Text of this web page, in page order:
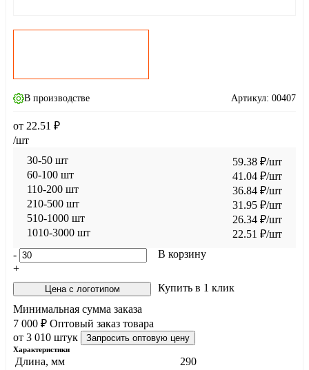
В производстве Артикул: 00407
Характеристики
Длина, мм
290
от 22.51 ₽
/шт
30-50 шт
59.38 ₽/шт
60-100 шт
41.04 ₽/шт
110-200 шт
36.84 ₽/шт
210-500 шт
31.95 ₽/шт
510-1000 шт
26.34 ₽/шт
1010-3000 шт
22.51 ₽/шт
-
+
В корзину
Цена с логотипом
Купить в 1 клик
Минимальная сумма заказа
7 000 ₽ Оптовый заказ товара
от 3 010 штук
Запросить оптовую цену